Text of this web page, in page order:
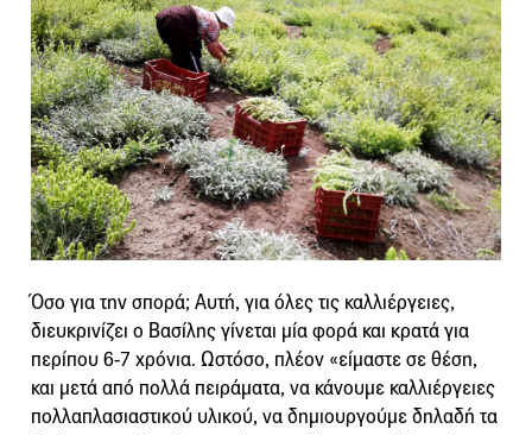
Όσο για την σπορά; Αυτή, για όλες τις καλλιέργειες,
διευκρινίζει ο Βασίλης γίνεται μία φορά και κρατά για
περίπου 6-7 χρόνια. Ωστόσο, πλέον «είμαστε σε θέση,
και μετά από πολλά πειράματα, να κάνουμε καλλιέργειες
πολλαπλασιαστικού υλικού, να δημιουργούμε δηλαδή τα